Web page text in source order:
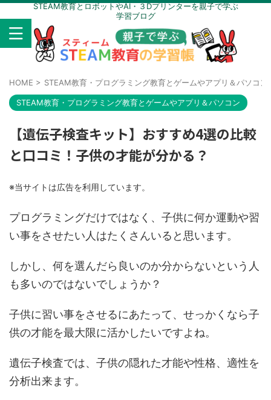
STEAM教育とロボットやAI・３Dプリンターを親子で学ぶ
学習ブログ
HOME > STEAM教育・プログラミング教育とゲームやアプリ＆パソコン
STEAM教育・プログラミング教育とゲームやアプリ＆パソコン
【遺伝子検査キット】おすすめ4選の比較
と口コミ！子供の才能が分かる？
※当サイトは広告を利用しています。
プログラミングだけではなく、子供に何か運動や習
い事をさせたい人はたくさんいると思います。
しかし、何を選んだら良いのか分からないという人
も多いのではないでしょうか？
子供に習い事をさせるにあたって、せっかくなら子
供の才能を最大限に活かしたいですよね。
遺伝子検査では、子供の隠れた才能や性格、適性を
分析出来ます。